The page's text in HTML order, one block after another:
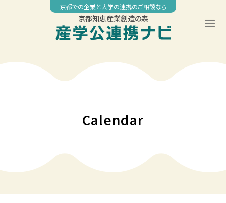
京都での企業と大学の連携のご相談なら
京都知恵産業創造の森
Calendar
04:00